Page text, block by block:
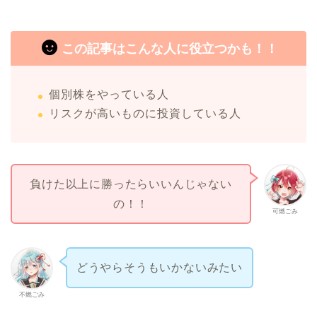
この記事はこんな人に役立つかも！！
個別株をやっている人
リスクが高いものに投資している人
可燃ごみ
負けた以上に勝ったらいいんじゃない
の！！
不燃ごみ
どうやらそうもいかないみたい